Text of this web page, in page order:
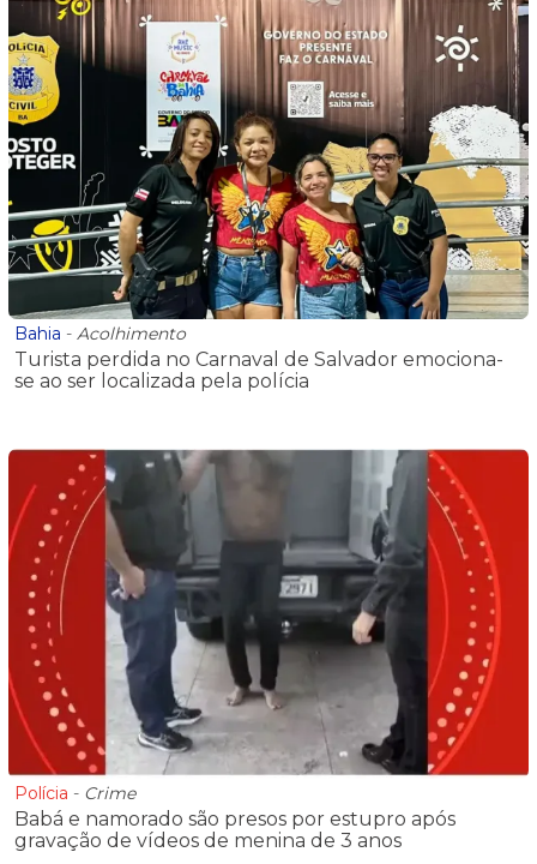
Bahia - Acolhimento
Turista perdida no Carnaval de Salvador emociona-
se ao ser localizada pela polícia
Polícia - Crime
Babá e namorado são presos por estupro após
gravação de vídeos de menina de 3 anos